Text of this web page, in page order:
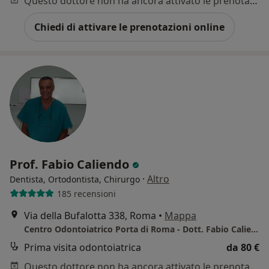
Chiedi di attivare le prenotazioni online
Prof. Fabio Caliendo
Dentista, Ortodontista, Chirurgo · Altro
185 recensioni
Via della Bufalotta 338, Roma • Mappa
Centro Odontoiatrico Porta di Roma - Dott. Fabio Caliendo
Prima visita odontoiatrica
da 80 €